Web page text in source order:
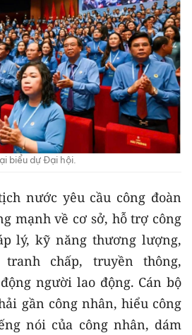
biểu dự Đại hội.
nước yêu cầu công đoàn
mạnh về cơ sở, hỗ trợ công
lý, kỹ năng thương lượng,
chấp, truyền thông,
người lao động. Cán bộ
gần công nhân, hiểu công
nói của công nhân, dám